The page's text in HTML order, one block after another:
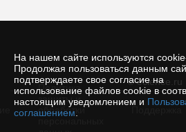
На нашем сайте используются
Продолжая пользоваться данным
подтверждаете свое согласие на
использование файлов cookie в
настоящим уведомлением и
соглашением
© ecience.ru
Политика
защиты и
обработки